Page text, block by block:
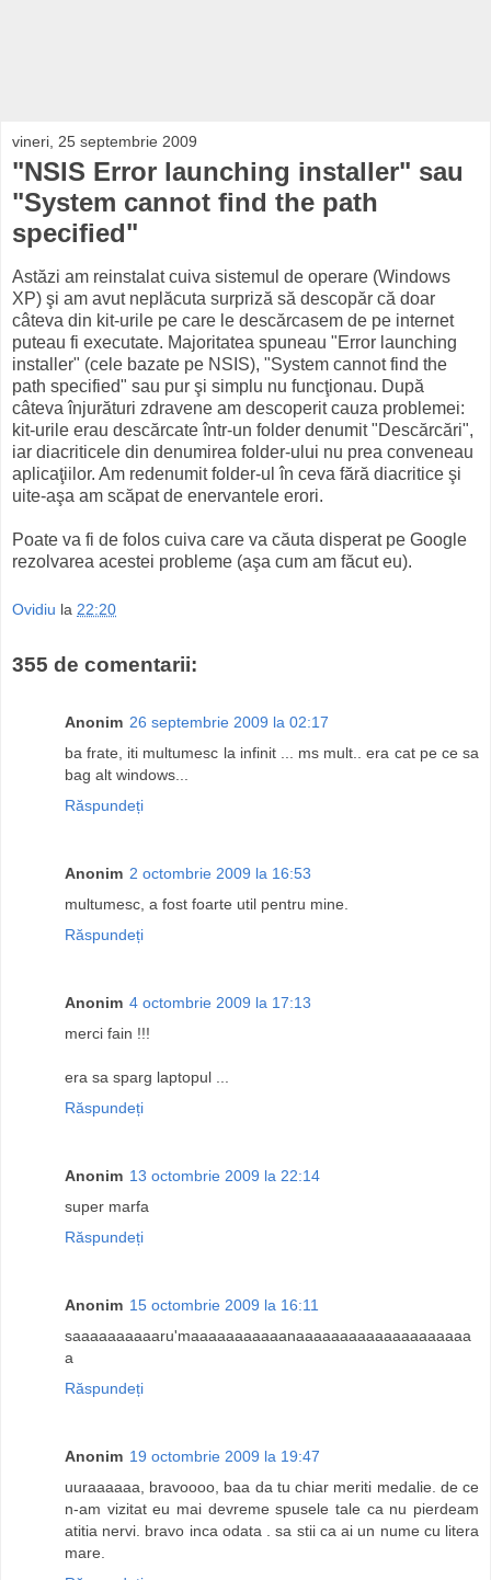
vineri, 25 septembrie 2009
"NSIS Error launching installer" sau
"System cannot find the path
specified"
Astăzi am reinstalat cuiva sistemul de operare (Windows
XP) şi am avut neplăcuta surpriză să descopăr că doar
câteva din kit-urile pe care le descărcasem de pe internet
puteau fi executate. Majoritatea spuneau "Error launching
installer" (cele bazate pe NSIS), "System cannot find the
path specified" sau pur şi simplu nu funcţionau. După
câteva înjurături zdravene am descoperit cauza problemei:
kit-urile erau descărcate într-un folder denumit "Descărcări",
iar diacriticele din denumirea folder-ului nu prea conveneau
aplicaţiilor. Am redenumit folder-ul în ceva fără diacritice şi
uite-aşa am scăpat de enervantele erori.
Poate va fi de folos cuiva care va căuta disperat pe Google
rezolvarea acestei probleme (aşa cum am făcut eu).
Ovidiu la 22:20
355 de comentarii:
Anonim 26 septembrie 2009 la 02:17
ba frate, iti multumesc la infinit ... ms mult.. era cat pe ce sa
bag alt windows...
Răspundeți
Anonim 2 octombrie 2009 la 16:53
multumesc, a fost foarte util pentru mine.
Răspundeți
Anonim 4 octombrie 2009 la 17:13
merci fain !!!
era sa sparg laptopul ...
Răspundeți
Anonim 13 octombrie 2009 la 22:14
super marfa
Răspundeți
Anonim 15 octombrie 2009 la 16:11
saaaaaaaaaaru'maaaaaaaaaaanaaaaaaaaaaaaaaaaaaaa
a
Răspundeți
Anonim 19 octombrie 2009 la 19:47
uuraaaaaa, bravoooo, baa da tu chiar meriti medalie. de ce
n-am vizitat eu mai devreme spusele tale ca nu pierdeam
atitia nervi. bravo inca odata . sa stii ca ai un nume cu litera
mare.